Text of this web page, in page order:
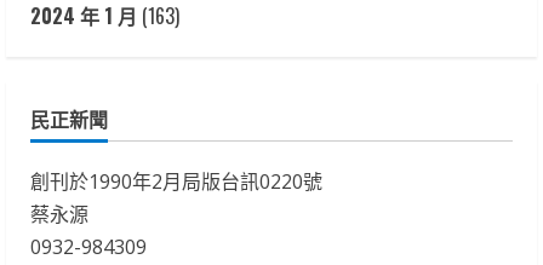
2024 年 1 月 (163)
民正新聞
創刊於1990年2月局版台訊0220號
蔡永源
0932-984309